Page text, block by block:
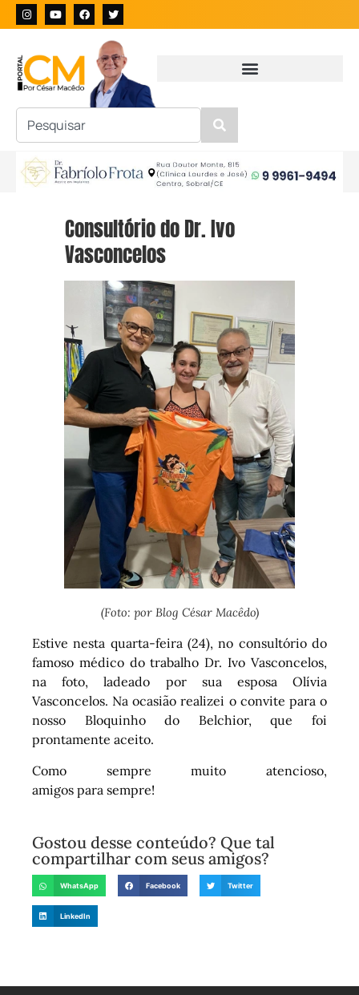
Consultório do Dr. Ivo
Vasconcelos
(Foto: por Blog César Macêdo)
Estive nesta quarta-feira (24), no consultório do
famoso médico do trabalho Dr. Ivo Vasconcelos,
na foto, ladeado por sua esposa Olívia
Vasconcelos. Na ocasião realizei o convite para o
nosso Bloquinho do Belchior, que foi
prontamente aceito.
Como sempre muito atencioso,
amigos para sempre!
Gostou desse conteúdo? Que tal
compartilhar com seus amigos?
WhatsApp Facebook Twitter
LinkedIn